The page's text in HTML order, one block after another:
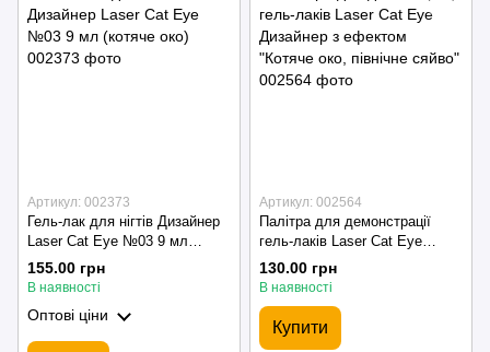
Артикул: 002373
Гель-лак для нігтів Дизайнер
Laser Cat Eye №03 9 мл
(котяче око)
155.00 грн
В наявності
Оптові ціни
Артикул: 002564
Палітра для демонстрації
гель-лаків Laser Cat Eye
Дизайнер з ефектом "Котяче
око, північне сяйво"
130.00 грн
В наявності
Купити